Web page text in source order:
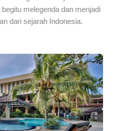
melegenda dan menjadi
dari sejarah Indonesia.